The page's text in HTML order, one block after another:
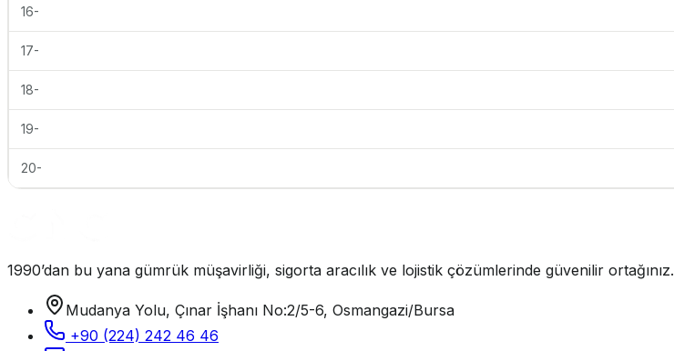
16-
17-
18-
19-
20-
1990’dan bu yana gümrük müşavirliği, sigorta aracılık ve lojistik çözümlerinde güvenilir ortağınız.
Mudanya Yolu, Çınar İşhanı No:2/5-6, Osmangazi/Bursa
+90 (224) 242 46 46